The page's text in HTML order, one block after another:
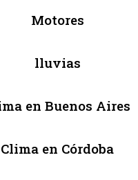
Motores
lluvias
en Buenos Aires
Clima en Córdoba